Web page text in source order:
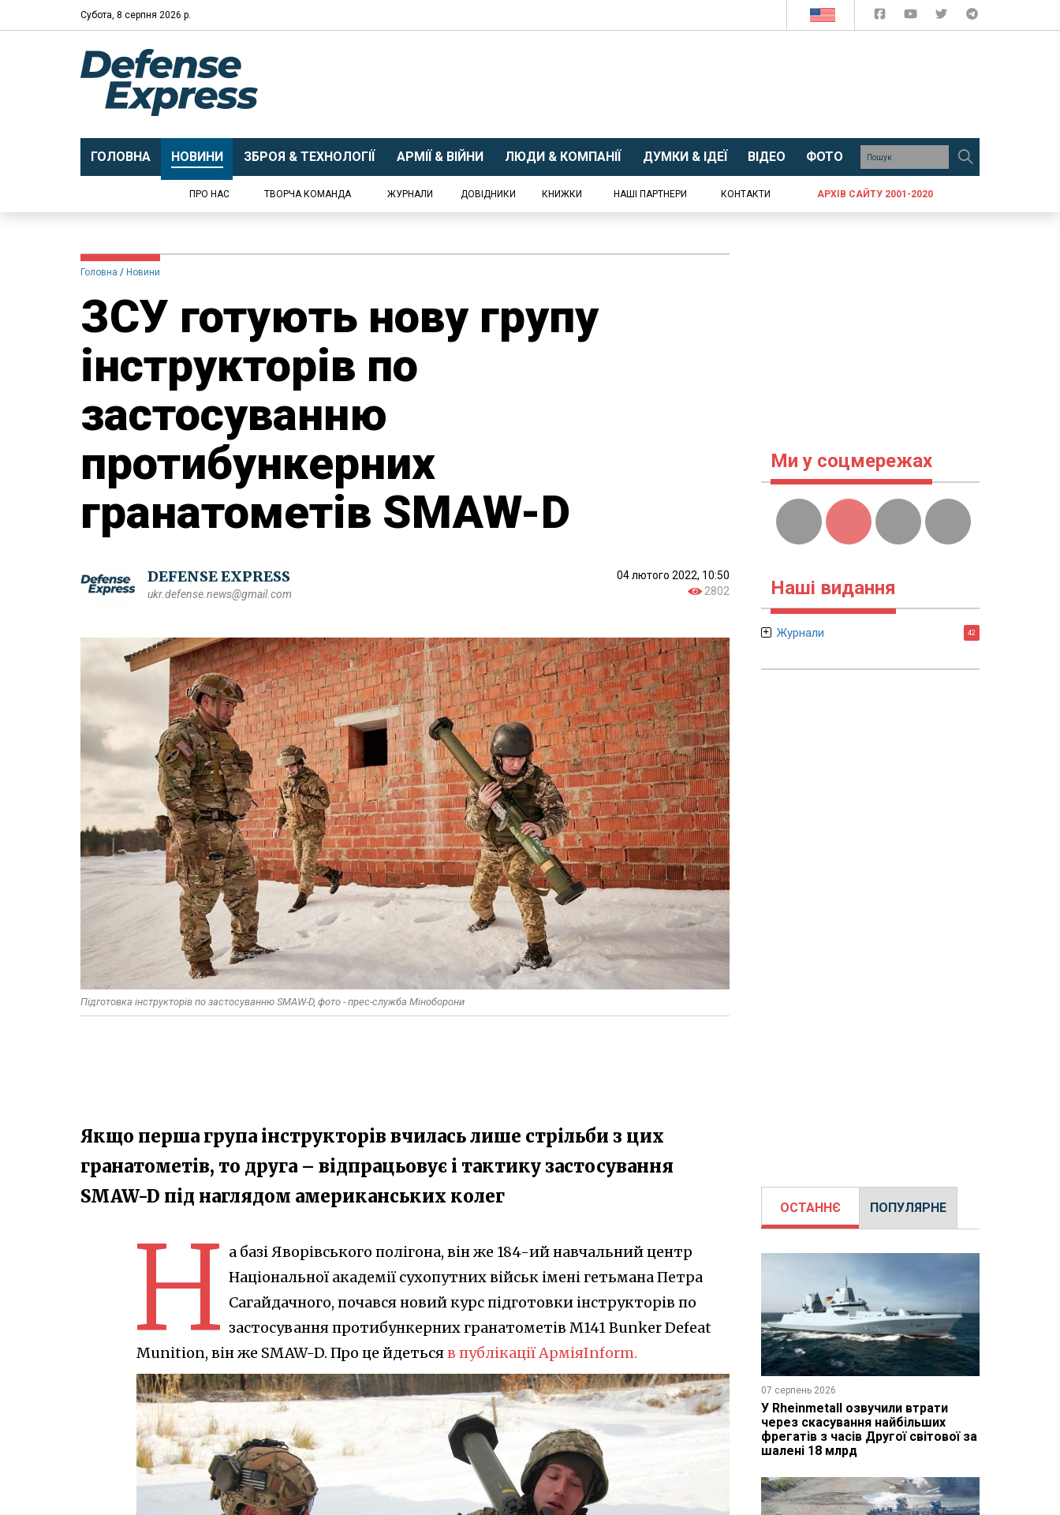
Субота, 8 серпня 2026 р.
ГОЛОВНА НОВИНИ ЗБРОЯ & ТЕХНОЛОГІЇ АРМІЇ & ВІЙНИ ЛЮДИ & КОМПАНІЇ ДУМКИ & ІДЕЇ ВІДЕО ФОТО
ПРО НАС ТВОРЧА КОМАНДА ЖУРНАЛИ ДОВІДНИКИ КНИЖКИ НАШІ ПАРТНЕРИ КОНТАКТИ АРХІВ САЙТУ 2001-2020
Головна Новини
ЗСУ готують нову групу
інструкторів по
застосуванню
протибункерних
гранатометів SMAW-D
DEFENSE EXPRESS
ukr.defense.news@gmail.com
04 лютого 2022, 10:50
2802
Підготовка інструкторів по застосуванню SMAW-D, фото - прес-служба Міноборони
Якщо перша група інструкторів вчилась лише стрільби з цих
гранатометів, то друга – відпрацьовує і тактику застосування
SMAW-D під наглядом американських колег
Н а базі Яворівського полігона, він же 184-ий навчальний центр
Національної академії сухопутних військ імені гетьмана Петра
Сагайдачного, почався новий курс підготовки інструкторів по
застосування протибункерних гранатометів M141 Bunker Defeat
Munition, він же SMAW-D. Про це йдетьсяв публікації АрміяInform.
Ми у соцмережах
Наші видання
Журнали 42
ОСТАННЄ ПОПУЛЯРНЕ
07 серпень 2026
У Rheinmetall озвучили втрати
через скасування найбільших
фрегатів з часів Другої світової за
шалені 18 млрд